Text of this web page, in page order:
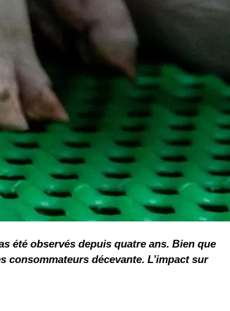
été observés depuis quatre ans. Bien que
décevante. L’impact sur